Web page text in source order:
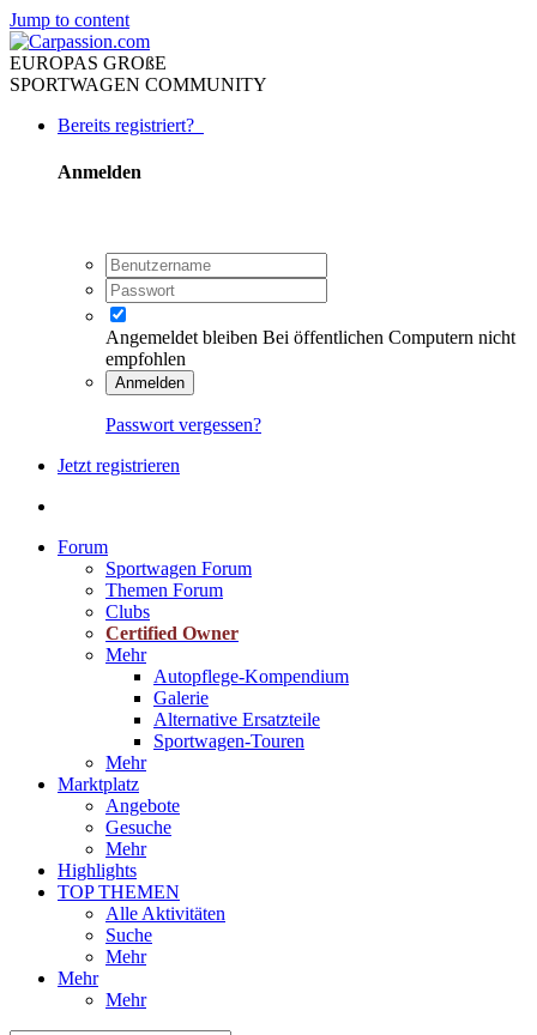
Jump to content
EUROPAS GROßE
SPORTWAGEN COMMUNITY
Bereits registriert?
Anmelden
Angemeldet bleiben Bei öffentlichen Computern nicht
empfohlen
Anmelden
Passwort vergessen?
Jetzt registrieren
Forum
Sportwagen Forum
Themen Forum
Clubs
Certified Owner
Mehr
Autopflege-Kompendium
Galerie
Alternative Ersatzteile
Sportwagen-Touren
Mehr
Marktplatz
Angebote
Gesuche
Mehr
Highlights
TOP THEMEN
Alle Aktivitäten
Suche
Mehr
Mehr
Mehr